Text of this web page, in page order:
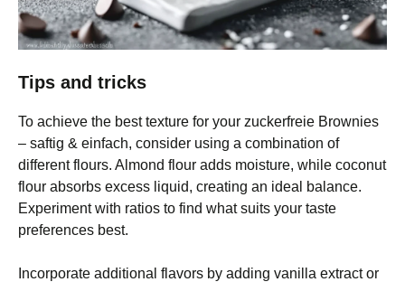
Tips and tricks
To achieve the best texture for your zuckerfreie Brownies
– saftig & einfach, consider using a combination of
different flours. Almond flour adds moisture, while coconut
flour absorbs excess liquid, creating an ideal balance.
Experiment with ratios to find what suits your taste
preferences best.
Incorporate additional flavors by adding vanilla extract or